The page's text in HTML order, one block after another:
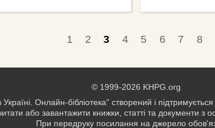
1 2 3 4 5 6 7 8
© 1999-2026 KHPG.org
Онлайн-бібліотека” створений і
або завантажити книжки, статті та документи з
При передруку посилання на джерело